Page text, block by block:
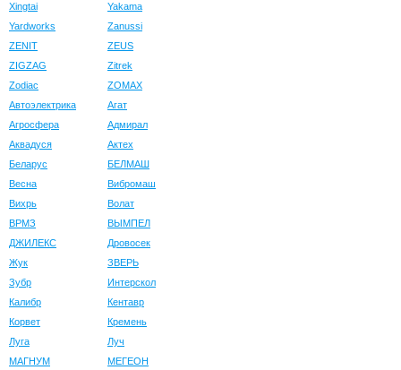
Xingtai
Yakama
Yardworks
Zanussi
ZENIT
ZEUS
ZIGZAG
Zitrek
Zodiac
ZOMAX
Автоэлектрика
Агат
Агросфера
Адмирал
Аквадуся
Актех
Беларус
БЕЛМАШ
Весна
Вибромаш
Вихрь
Волат
ВРМЗ
ВЫМПЕЛ
ДЖИЛЕКС
Дровосек
Жук
ЗВЕРЬ
Зубр
Интерскол
Калибр
Кентавр
Корвет
Кремень
Луга
Луч
МАГНУМ
МЕГЕОН